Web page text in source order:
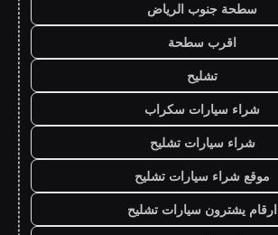
سطحة جنوب الرياض
اقرب سطحة
تشليح
شراء سيارات سكراب
شراء سيارات تشليح
موقع شراء سيارات تشليح
ارقام يشترون سيارات تشليح